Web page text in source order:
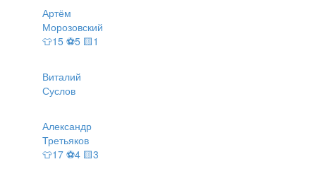
Артём
Морозовский
👕15 ⚽5 🟨1
Виталий
Суслов
Александр
Третьяков
👕17 ⚽4 🟨3